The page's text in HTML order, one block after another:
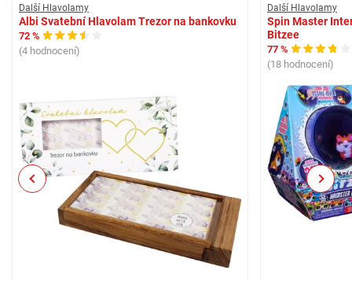
Další Hlavolamy
Albi Svatební Hlavolam Trezor na bankovku
72 %
(4 hodnocení)
Další Hlavolamy
Spin Master
Bitzee
77 %
(18 hodnocení)
Previous Next